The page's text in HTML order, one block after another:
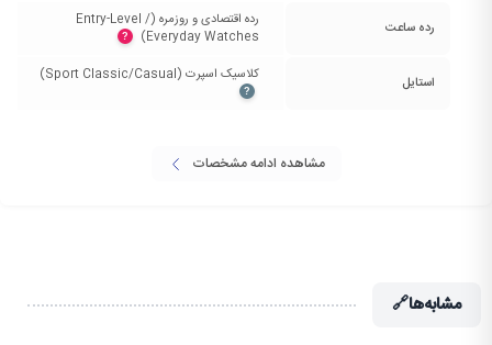
رده ساعت
رده اقتصادی و روزمره (Entry-Level /
Everyday Watches)‏
?
استایل کلاسیک اسپرت (Sport Classic/Casual)‏
?
مشاهده ادامه مشخصات
مشابه‌ها🔗